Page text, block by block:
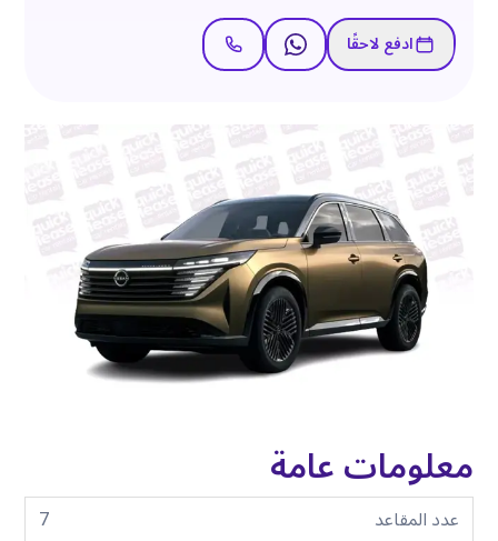
ادفع لاحقًا
معلومات عامة
عدد المقاعد
7